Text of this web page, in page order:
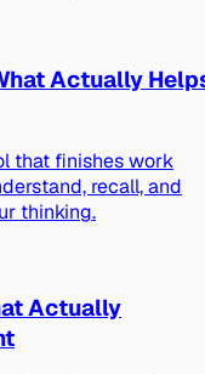
Actually
that finishes work
recall, and
thinking.
Actually